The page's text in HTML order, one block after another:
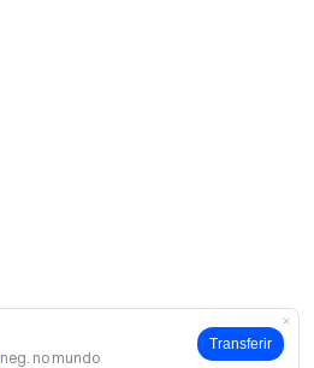
neg. no mundo
Transferir